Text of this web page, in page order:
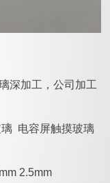
深加工，公司加工
电容屏触摸玻璃
2.5mm